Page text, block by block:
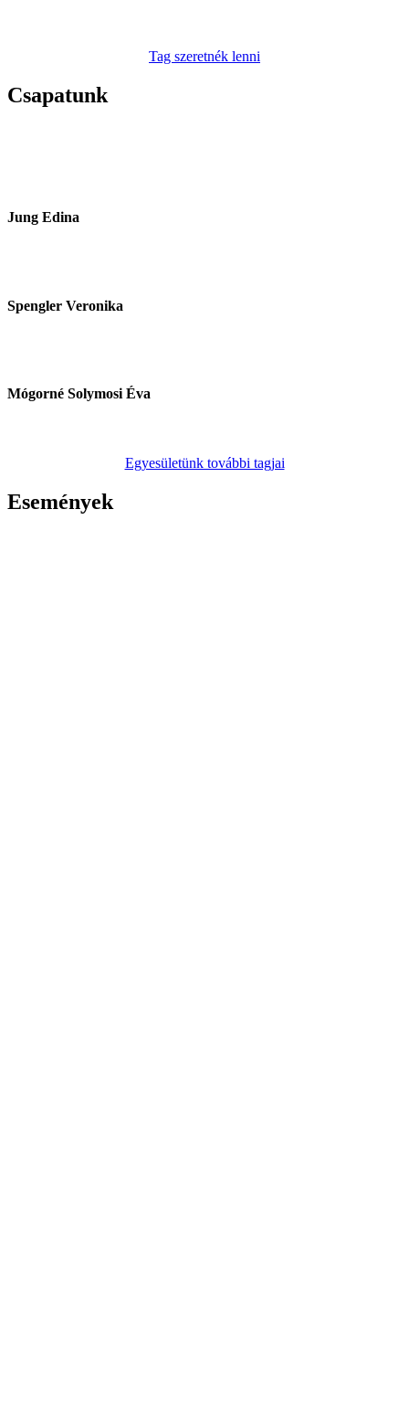
Tag szeretnék lenni
Csapatunk
Jung Edina
Spengler Veronika
Mógorné Solymosi Éva
Egyesületünk további tagjai
Események